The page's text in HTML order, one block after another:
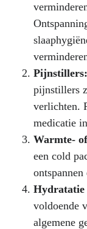
Pijnstillers:
pijnstillers
verlichten.
medicatie
Warmte-
een cold
Hydratatie
voldoende
algemene